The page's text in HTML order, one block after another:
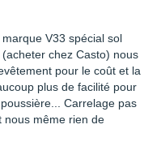
marque V33 spécial sol
chez Casto) nous
pour le coût et la
plus de facilité pour
Carrelage pas
nous même rien de